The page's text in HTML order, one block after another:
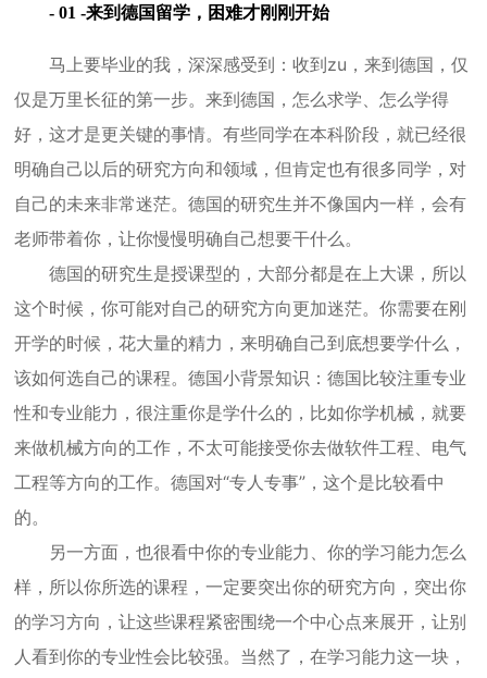
- 01 -来到德国留学，困难才刚刚开始
马上要毕业的我，深深感受到：收到zu，来到德国，仅
仅是万里长征的第一步。来到德国，怎么求学、怎么学得
好，这才是更关键的事情。有些同学在本科阶段，就已经很
明确自己以后的研究方向和领域，但肯定也有很多同学，对
自己的未来非常迷茫。德国的研究生并不像国内一样，会有
老师带着你，让你慢慢明确自己想要干什么。
德国的研究生是授课型的，大部分都是在上大课，所以
这个时候，你可能对自己的研究方向更加迷茫。你需要在刚
开学的时候，花大量的精力，来明确自己到底想要学什么，
该如何选自己的课程。德国小背景知识：德国比较注重专业
性和专业能力，很注重你是学什么的，比如你学机械，就要
来做机械方向的工作，不太可能接受你去做软件工程、电气
工程等方向的工作。德国对“专人专事”，这个是比较看中
的。
另一方面，也很看中你的专业能力、你的学习能力怎么
样，所以你所选的课程，一定要突出你的研究方向，突出你
的学习方向，让这些课程紧密围绕一个中心点来展开，让别
人看到你的专业性会比较强。当然了，在学习能力这一块，